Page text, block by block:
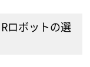
ロボットの選